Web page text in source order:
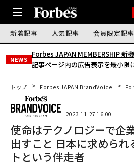
新着記事 人気記事 会員限定記事
NEWS
Forbes JAPAN MEMBERSHIP 新機
記事ページ内の広告表示を最小限
トップ Forbes JAPAN BrandVoice
2023.11.27 16:00
使命はテクノロジーで企
出すこと 日本に求めら
トという伴走者